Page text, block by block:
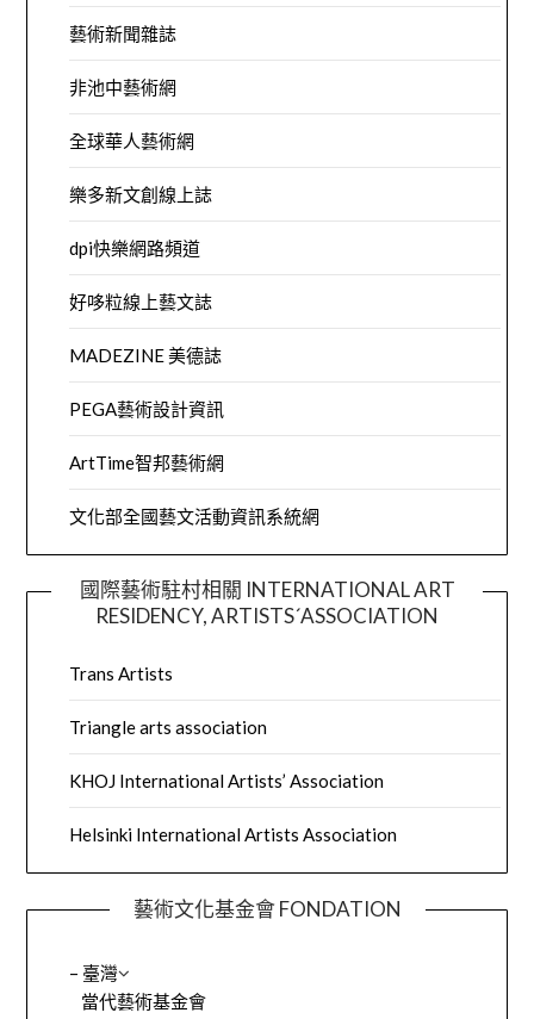
藝術新聞雜誌
非池中藝術網
全球華人藝術網
樂多新文創線上誌
dpi快樂網路頻道
好哆粒線上藝文誌
MADEZINE 美德誌
PEGA藝術設計資訊
ArtTime智邦藝術網
文化部全國藝文活動資訊系統網
國際藝術駐村相關 INTERNATIONAL ART
RESIDENCY, ARTISTS´ASSOCIATION
Trans Artists
Triangle arts association
KHOJ International Artists’ Association
Helsinki International Artists Association
藝術文化基金會 FONDATION
– 臺灣
當代藝術基金會